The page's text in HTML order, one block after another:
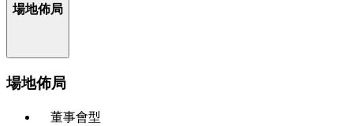
場地佈局
場地佈局
董事會型